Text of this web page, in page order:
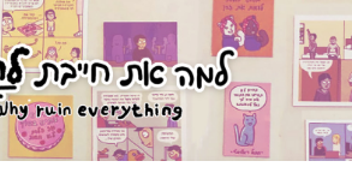
Skip
to
content